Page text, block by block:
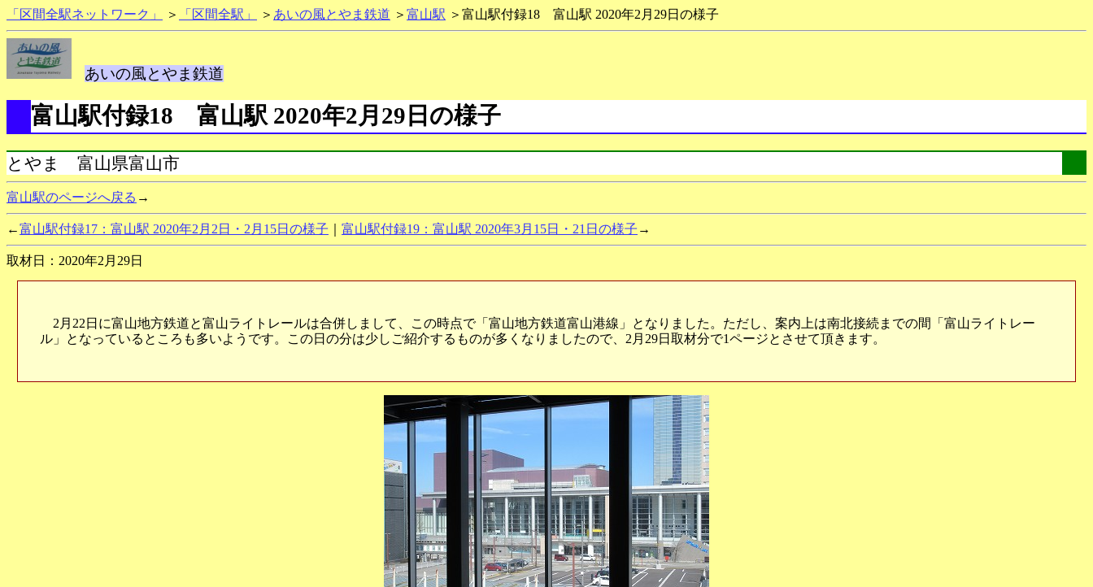
「区間全駅ネットワーク」 ＞ 「区間全駅」 ＞ あいの風とやま鉄道 ＞ 富山駅 ＞富山駅付録18 富山駅 2020年2月29日の様子
あいの風とやま鉄道
富山駅付録18 富山駅 2020年2月29日の様子
とやま 富山県富山市
富山駅のページへ戻る →
←富山駅付録17：富山駅 2020年2月2日・2月15日の様子 富山駅付録19：富山駅 2020年3月15日・21日の様子 →
取材日：2020年2月29日
2月22日に富山地方鉄道と富山ライトレールは合併しまして、この時点で「富山地方鉄道富山港線」となりました。ただし、案内上は南北接続までの間「富山ライトレー
ル」となっているところも多いようです。この日の分は少しご紹介するものが多くなりましたので、2月29日取材分で1ページとさせて頂きます。